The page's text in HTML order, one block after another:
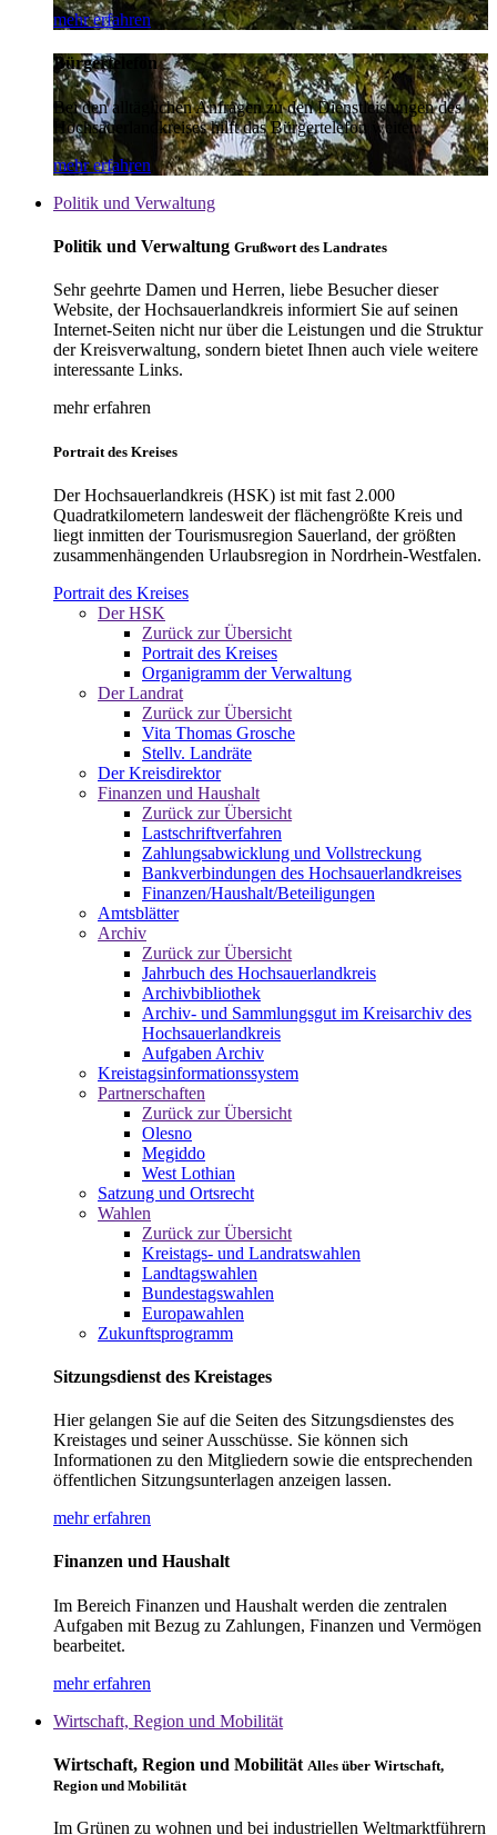
mehr erfahren
Bürgertelefon
Bei den alltäglichen Anfragen zu den Dienstleistungen des
Hochsauerlandkreises hilft das Bürgertelefon weiter.
mehr erfahren
Politik und Verwaltung
Politik und Verwaltung Grußwort des Landrates
Sehr geehrte Damen und Herren, liebe Besucher dieser
Website, der Hochsauerlandkreis informiert Sie auf seinen
Internet-Seiten nicht nur über die Leistungen und die Struktur
der Kreisverwaltung, sondern bietet Ihnen auch viele weitere
interessante Links.
mehr erfahren
Portrait des Kreises
Der Hochsauerlandkreis (HSK) ist mit fast 2.000
Quadratkilometern landesweit der flächengrößte Kreis und
liegt inmitten der Tourismusregion Sauerland, der größten
zusammenhängenden Urlaubsregion in Nordrhein-Westfalen.
Portrait des Kreises
Der HSK
Zurück zur Übersicht
Portrait des Kreises
Organigramm der Verwaltung
Der Landrat
Zurück zur Übersicht
Vita Thomas Grosche
Stellv. Landräte
Der Kreisdirektor
Finanzen und Haushalt
Zurück zur Übersicht
Lastschriftverfahren
Zahlungsabwicklung und Vollstreckung
Bankverbindungen des Hochsauerlandkreises
Finanzen/Haushalt/Beteiligungen
Amtsblätter
Archiv
Zurück zur Übersicht
Jahrbuch des Hochsauerlandkreis
Archivbibliothek
Archiv- und Sammlungsgut im Kreisarchiv des
Hochsauerlandkreis
Aufgaben Archiv
Kreistagsinformationssystem
Partnerschaften
Zurück zur Übersicht
Olesno
Megiddo
West Lothian
Satzung und Ortsrecht
Wahlen
Zurück zur Übersicht
Kreistags- und Landratswahlen
Landtagswahlen
Bundestagswahlen
Europawahlen
Zukunftsprogramm
Sitzungsdienst des Kreistages
Hier gelangen Sie auf die Seiten des Sitzungsdienstes des
Kreistages und seiner Ausschüsse. Sie können sich
Informationen zu den Mitgliedern sowie die entsprechenden
öffentlichen Sitzungsunterlagen anzeigen lassen.
mehr erfahren
Finanzen und Haushalt
Im Bereich Finanzen und Haushalt werden die zentralen
Aufgaben mit Bezug zu Zahlungen, Finanzen und Vermögen
bearbeitet.
mehr erfahren
Wirtschaft, Region und Mobilität
Wirtschaft, Region und Mobilität Alles über Wirtschaft,
Region und Mobilität
Im Grünen zu wohnen und bei industriellen Weltmarktführern